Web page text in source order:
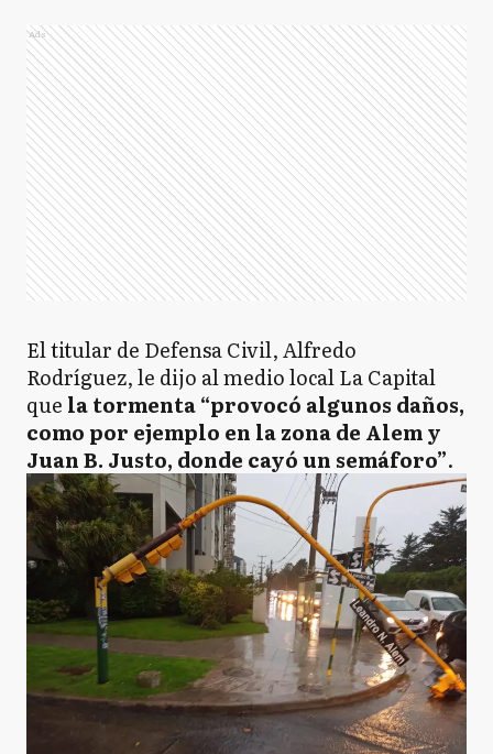
Ads
El titular de Defensa Civil, Alfredo
Rodríguez, le dijo al medio local La Capital
que la tormenta “provocó algunos daños,
como por ejemplo en la zona de Alem y
Juan B. Justo, donde cayó un semáforo”.